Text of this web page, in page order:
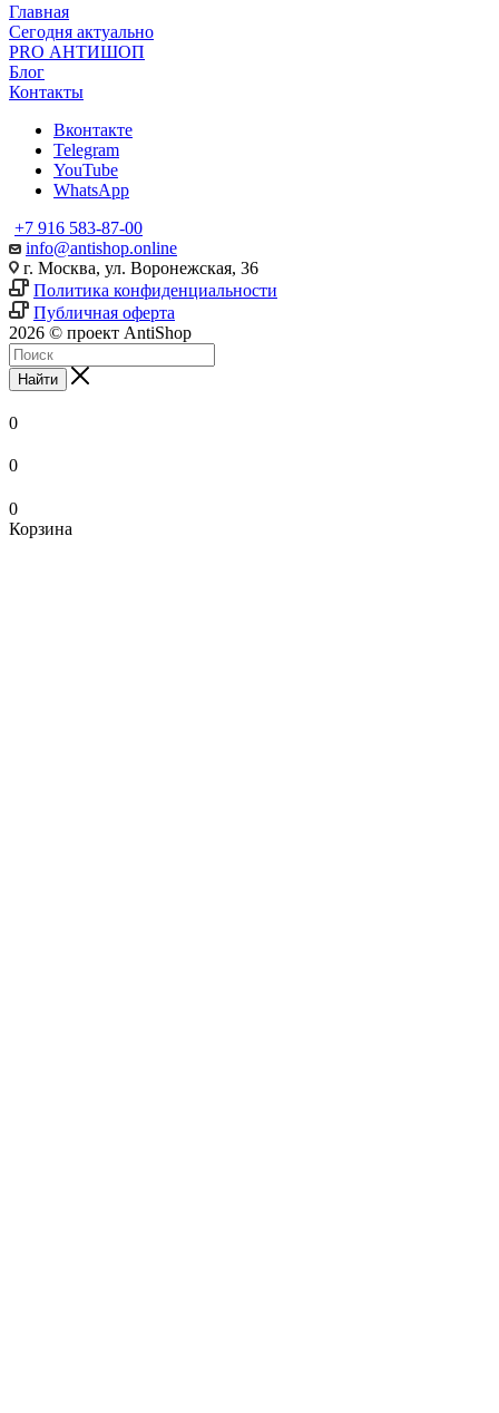
Главная
Сегодня актуально
PRO АНТИШОП
Блог
Контакты
Вконтакте
Telegram
YouTube
WhatsApp
+7 916 583-87-00
info@antishop.online
г. Москва, ул. Воронежская, 36
Политика конфиденциальности
Публичная оферта
2026 © проект AntiShop
Найти
0
0
0
Корзина